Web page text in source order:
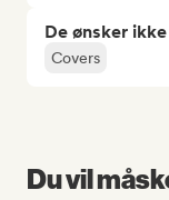
De ønsker
Covers
Du vil